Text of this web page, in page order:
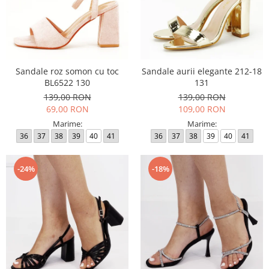
Sandale roz somon cu toc
BL6522 130
139,00 RON
69,00 RON
Marime:
36 37 38 39 40 41
Sandale aurii elegante 212-18
131
139,00 RON
109,00 RON
Marime:
36 37 38 39 40 41
-24% -18%